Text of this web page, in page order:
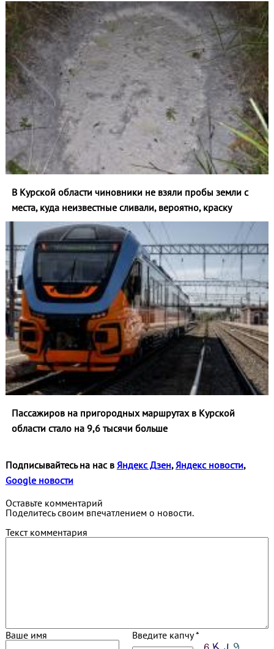
В Курской области чиновники не взяли пробы земли с
места, куда неизвестные сливали, вероятно, краску
Пассажиров на пригородных маршрутах в Курской
области стало на 9,6 тысячи больше
Подписывайтесь на нас в Яндекс Дзен,Яндекс новости,
Google новости
Оставьте комментарий
Поделитесь своим впечатлением о новости.
Текст комментария
Ваше имя Введите капчу *